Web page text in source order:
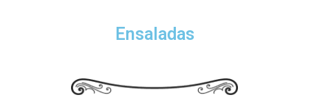
Ensaladas